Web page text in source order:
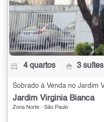
4 quartos 3 suítes
Jardim Virginia Bianca
Zona Norte - São Paulo